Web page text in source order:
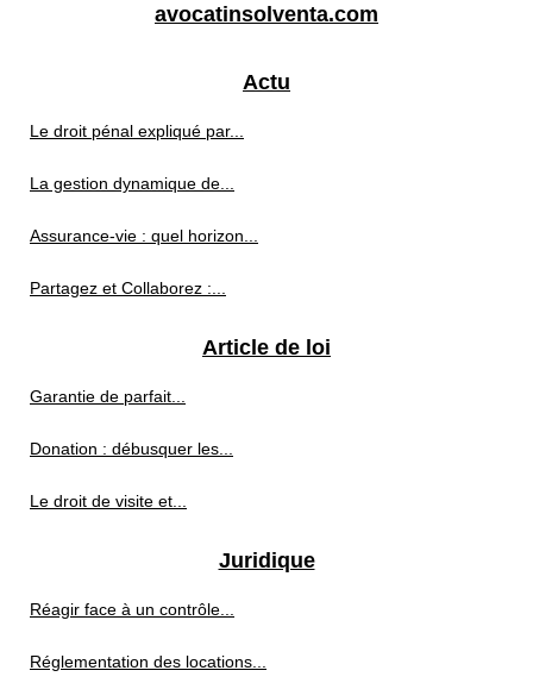
avocatinsolventa.com
Actu
Le droit pénal expliqué par...
La gestion dynamique de...
Assurance-vie : quel horizon...
Partagez et Collaborez :...
Article de loi
Garantie de parfait...
Donation : débusquer les...
Le droit de visite et...
Juridique
Réagir face à un contrôle...
Réglementation des locations...